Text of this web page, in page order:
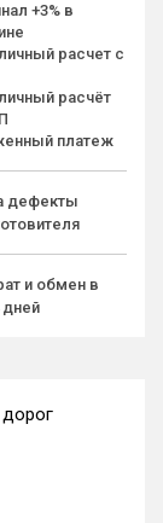
+3% в
расчет с
расчёт
платеж
дефекты
и обмен в
дней